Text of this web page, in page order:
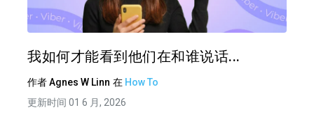
我如何才能看到他们在和谁说话...
作者Agnes W Linn 在 How To
更新时间 01 6 月, 2026